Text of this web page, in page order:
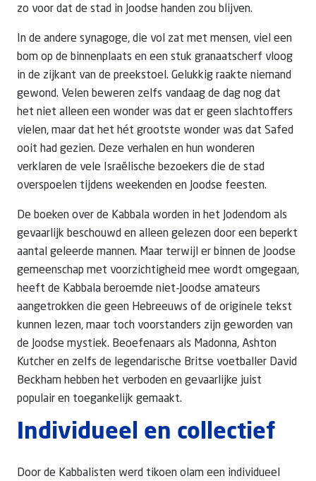
zo voor dat de stad in Joodse handen zou blijven.
In de andere synagoge, die vol zat met mensen, viel een
bom op de binnenplaats en een stuk granaatscherf vloog
in de zijkant van de preekstoel. Gelukkig raakte niemand
gewond. Velen beweren zelfs vandaag de dag nog dat
het niet alleen een wonder was dat er geen slachtoffers
vielen, maar dat het hét grootste wonder was dat Safed
ooit had gezien. Deze verhalen en hun wonderen
verklaren de vele Israëlische bezoekers die de stad
overspoelen tijdens weekenden en Joodse feesten.
De boeken over de Kabbala worden in het Jodendom als
gevaarlijk beschouwd en alleen gelezen door een beperkt
aantal geleerde mannen. Maar terwijl er binnen de Joodse
gemeenschap met voorzichtigheid mee wordt omgegaan,
heeft de Kabbala beroemde niet-Joodse amateurs
aangetrokken die geen Hebreeuws of de originele tekst
kunnen lezen, maar toch voorstanders zijn geworden van
de Joodse mystiek. Beoefenaars als Madonna, Ashton
Kutcher en zelfs de legendarische Britse voetballer David
Beckham hebben het verboden en gevaarlijke juist
populair en toegankelijk gemaakt.
Individueel en collectief
Door de Kabbalisten werd tikoen olam een individueel